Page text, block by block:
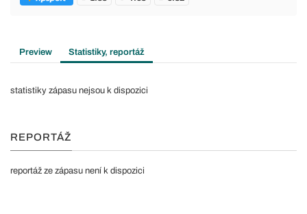
Preview Statistiky, reportáž
statistiky zápasu nejsou k dispozici
REPORTÁŽ
reportáž ze zápasu není k dispozici